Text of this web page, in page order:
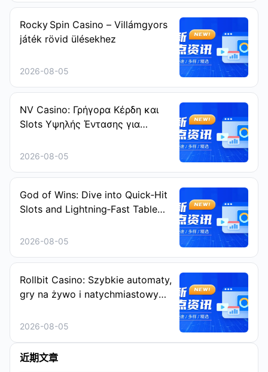
Rocky Spin Casino – Villámgyors
játék rövid ülésekhez
2026-08-05
NV Casino: Γρήγορα Κέρδη και
Slots Υψηλής Έντασης για
2026-08-05
God of Wins: Dive into Quick‑Hit
Slots and Lightning‑Fast Table
2026-08-05
Rollbit Casino: Szybkie automaty,
gry na żywo i natychmiastowy
2026-08-05
近期文章